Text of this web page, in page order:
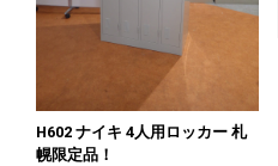
H602 ナイキ 4人用ロッカー 札
幌限定品！